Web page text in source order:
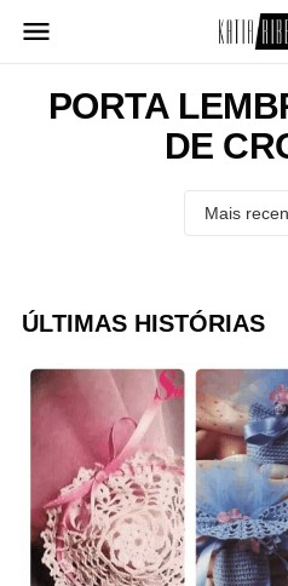
para
conteúdoPORTA
DE
ÚLTIMAS HISTÓRIAS